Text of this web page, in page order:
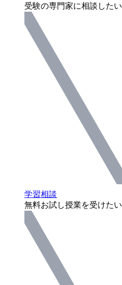
受験の専門家に相談したい
学習相談
無料お試し授業を受けたい